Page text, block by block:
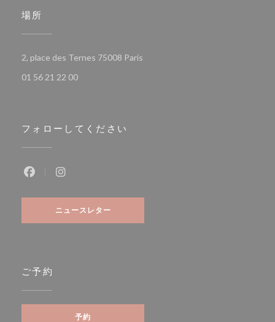
場所
2, place des Ternes 75008 Paris
01 56 21 22 00
フォローしてください
ニュースレター
ご予約
予約